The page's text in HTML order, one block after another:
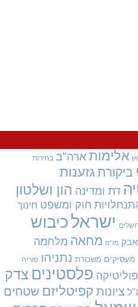
ארה"ב בחירות
גזענות
דת ומדינההון ושלטון
חוק ומשפט חינוך
ישראלכיבוש
מו"מ מחאהמלחמה
משכורת נתניהו סוריה
פלסטיניםצדק
ציונותקפיטליזםשטחים